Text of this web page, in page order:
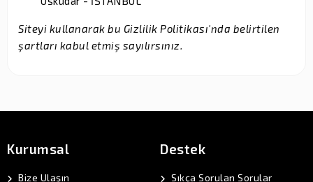
Siteyi kullanarak bu Gizlilik Politikası'nda belirtilen
şartları kabul etmiş sayılırsınız.
Kurumsal
Bize Ulaşın
Destek
Sıkça Sorulan Sorular